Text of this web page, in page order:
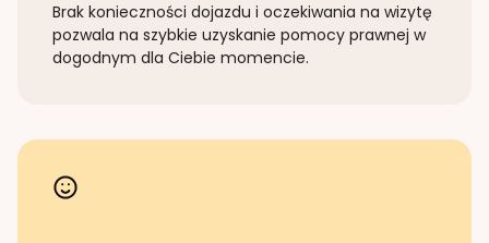
Brak konieczności dojazdu i oczekiwania na wizytę
pozwala na szybkie uzyskanie pomocy prawnej w
dogodnym dla Ciebie momencie.